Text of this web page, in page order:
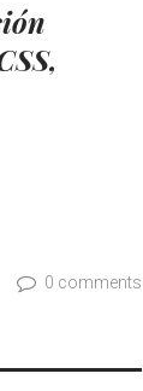
0 comments